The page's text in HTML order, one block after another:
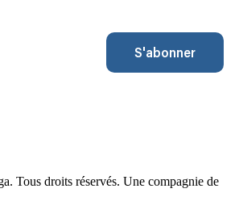
S'abonner
Tous droits réservés. Une compagnie de